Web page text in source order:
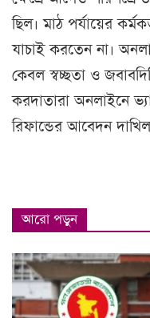
ছিল। মাঠ পর্যায়ের
যাচাই করতেন না।
কেবল স্বচ্ছতা ও
করদাতারা অনলাইনে
রিফান্ডের আবেদন
আরো পড়ুন